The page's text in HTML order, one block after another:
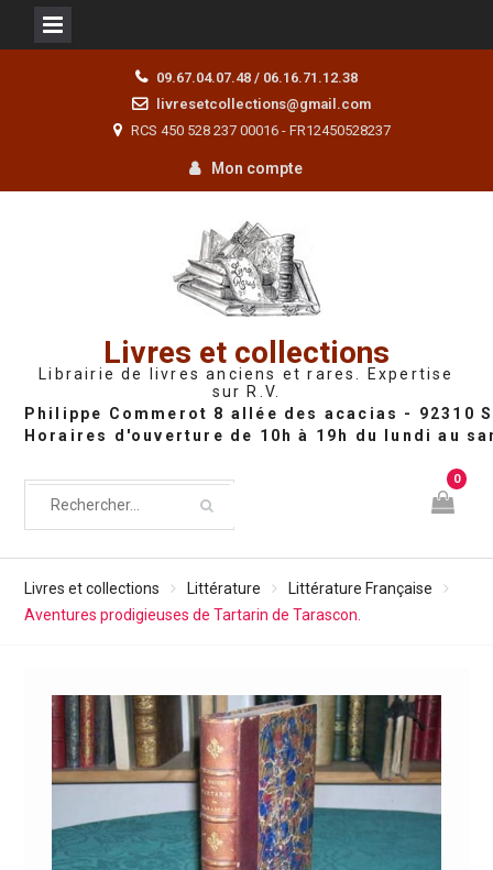
09.67.04.07.48 / 06.16.71.12.38
livresetcollections@gmail.com
RCS 450 528 237 00016 - FR12450528237
Mon compte
Livres et collections
Librairie de livres anciens et rares. Expertise
sur R.V.
0
Livres et collections Littérature
Littérature Française
Aventures prodigieuses de Tartarin de Tarascon.